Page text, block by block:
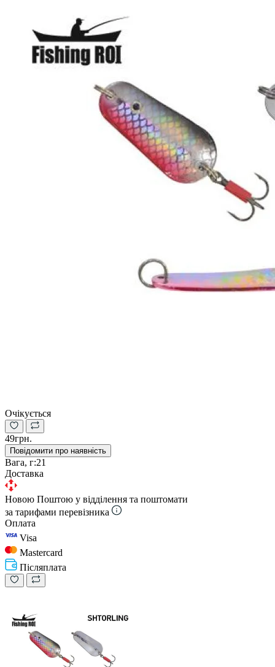
Очікується
49грн.
Повідомити про наявність
Вага, г:21
Доставка
Новою Поштою у відділення та поштомати
за тарифами перевізника
Оплата
Visa
Mastercard
Післяплата